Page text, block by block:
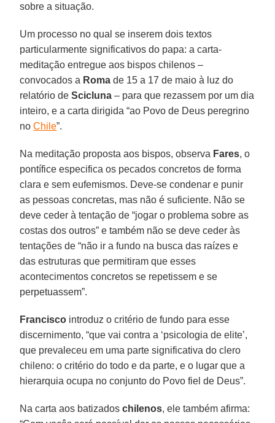
sobre a situação.
Um processo no qual se inserem dois textos
particularmente significativos do papa: a carta-
meditação entregue aos bispos chilenos –
convocados a Roma de 15 a 17 de maio à luz do
relatório deScicluna – para que rezassem por um dia
inteiro, e a carta dirigida “ao Povo de Deus peregrino
noChile”.
Na meditação proposta aos bispos, observa Fares, o
pontífice especifica os pecados concretos de forma
clara e sem eufemismos. Deve-se condenar e punir
as pessoas concretas, mas não é suficiente. Não se
deve ceder à tentação de “jogar o problema sobre as
costas dos outros” e também não se deve ceder às
tentações de “não ir a fundo na busca das raízes e
das estruturas que permitiram que esses
acontecimentos concretos se repetissem e se
perpetuassem”.
Francisco introduz o critério de fundo para esse
discernimento, “que vai contra a ‘psicologia de elite’,
que prevaleceu em uma parte significativa do clero
chileno: o critério do todo e da parte, e o lugar que a
hierarquia ocupa no conjunto do Povo fiel de Deus”.
Na carta aos batizadoschilenos, ele também afirma: